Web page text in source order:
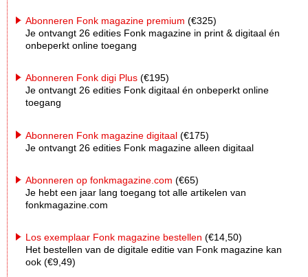
Abonneren Fonk magazine premium (€325)
Je ontvangt 26 edities Fonk magazine in print & digitaal én
onbeperkt online toegang
Abonneren Fonk digi Plus (€195)
Je ontvangt 26 edities Fonk digitaal én onbeperkt online
toegang
Abonneren Fonk magazine digitaal (€175)
Je ontvangt 26 edities Fonk magazine alleen digitaal
Abonneren op fonkmagazine.com (€65)
Je hebt een jaar lang toegang tot alle artikelen van
fonkmagazine.com
Los exemplaar Fonk magazine bestellen (€14,50)
Het bestellen van de digitale editie van Fonk magazine kan
ook (€9,49)